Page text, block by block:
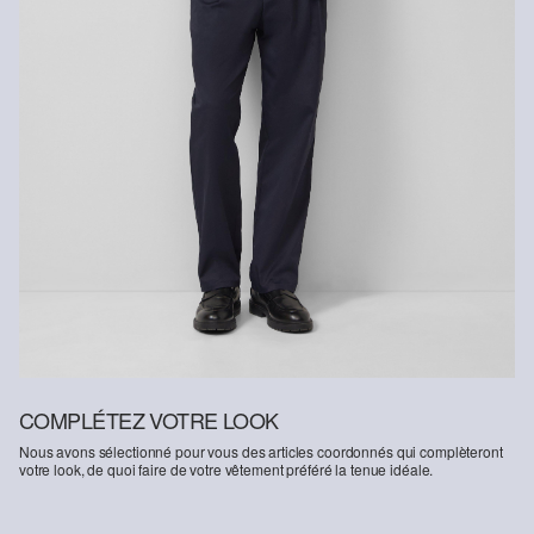
COMPLÉTEZ VOTRE LOOK
Nous avons sélectionné pour vous des articles coordonnés qui complèteront
votre look, de quoi faire de votre vêtement préféré la tenue idéale.